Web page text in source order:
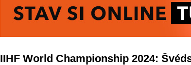
IIHF World Championship 2024: